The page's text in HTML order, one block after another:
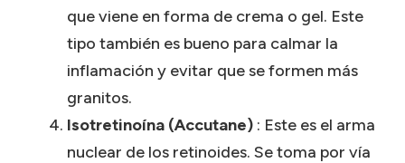
que viene en forma de crema o gel. Este
tipo también es bueno para calmar la
inflamación y evitar que se formen más
granitos.
Isotretinoína (Accutane) : Este es el arma
nuclear de los retinoides. Se toma por vía